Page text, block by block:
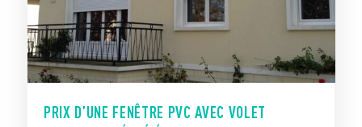
PRIX D’UNE FENÊTRE PVC AVEC VOLET